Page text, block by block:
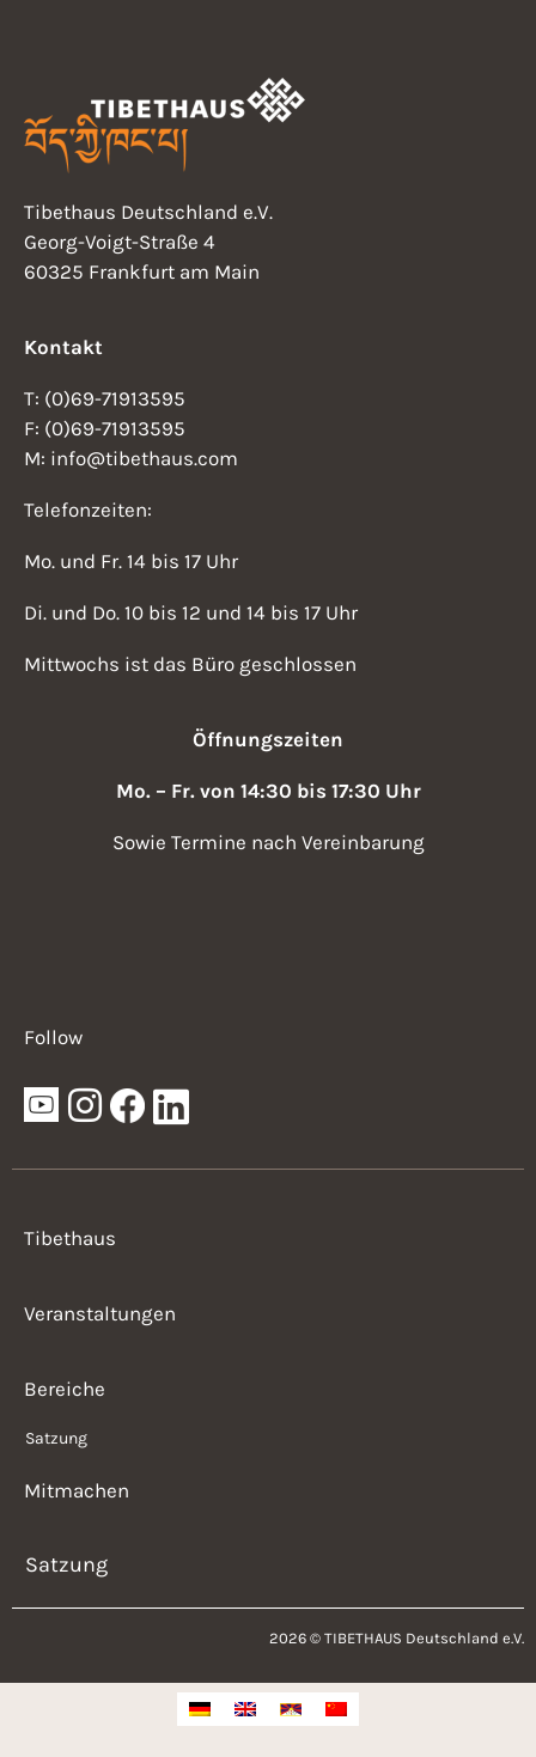
Tibethaus Deutschland e.V.
Georg-Voigt-Straße 4
60325 Frankfurt am Main
Kontakt
T: (0)69-71913595
F: (0)69-71913595
M: info@tibethaus.com
Telefonzeiten:
Mo. und Fr. 14 bis 17 Uhr
Di. und Do. 10 bis 12 und 14 bis 17 Uhr
Mittwochs ist das Büro geschlossen
Öffnungszeiten
Mo. – Fr. von 14:30 bis 17:30 Uhr
Sowie Termine nach Vereinbarung
Follow
Tibethaus
Veranstaltungen
Bereiche
Satzung
Mitmachen
Satzung
2026 © TIBETHAUS Deutschland e.V.